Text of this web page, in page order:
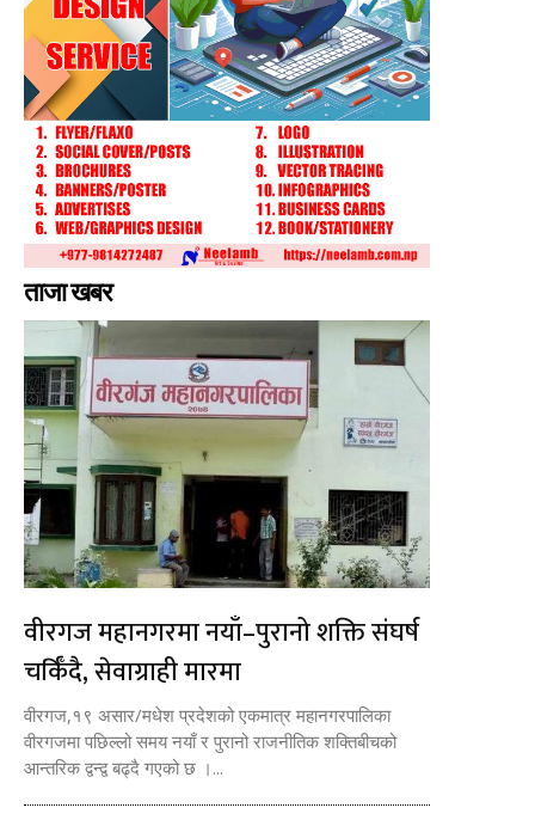
ताजा खबर
वीरगज महानगरमा नयाँ–पुरानो शक्ति संघर्ष
चर्किँदै, सेवाग्राही मारमा
वीरगज,१९ असार/मधेश प्रदेशको एकमात्र महानगरपालिका
वीरगजमा पछिल्लो समय नयाँ र पुरानो राजनीतिक शक्तिबीचको
आन्तरिक द्वन्द्व बढ्दै गएको छ ।...